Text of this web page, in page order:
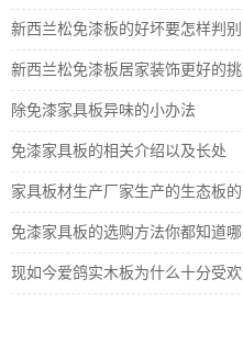
新西兰松免漆板的好坏要怎样判别
新西兰松免漆板居家装饰更好的
除免漆家具板异味的小办法
免漆家具板的相关介绍以及长处
家具板材生产厂家生产的生态板
免漆家具板的选购方法你都知道哪
现如今爱鸽实木板为什么十分受欢